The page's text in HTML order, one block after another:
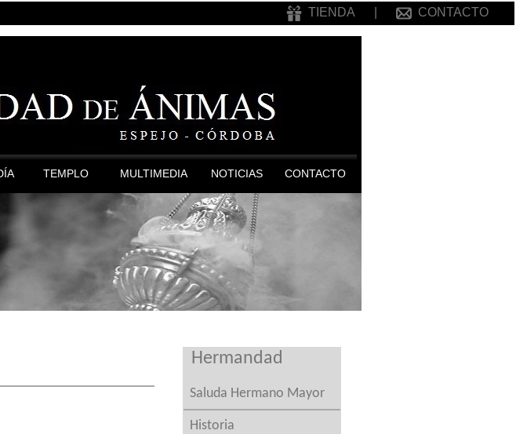
TIENDA CONTACTO
TEMPLO MULTIMEDIA NOTICIAS CONTACTO
Hermandad
Saluda Hermano Mayor
Historia